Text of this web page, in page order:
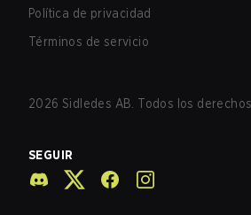
Política de privacidad
Términos de servicio
2026 Sidledes AB. Todos los
SEGUIR